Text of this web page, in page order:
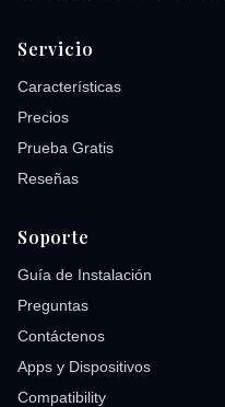
Servicio
Características
Precios
Prueba Gratis
Reseñas
Soporte
Guía de Instalación
Preguntas
Contáctenos
Apps y Dispositivos
Compatibility